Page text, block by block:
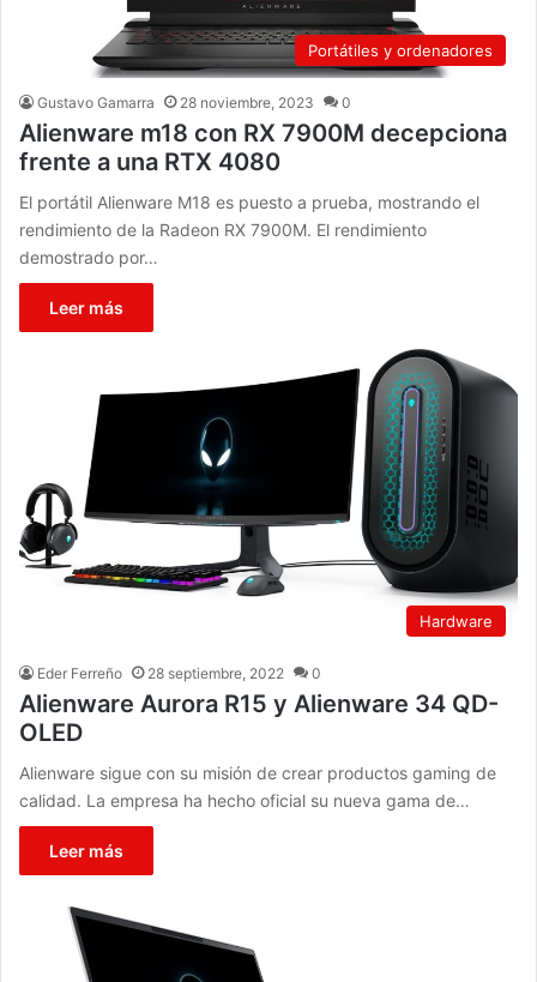
Portátiles y ordenadores
Gustavo Gamarra 28 noviembre, 2023 0
Alienware m18 con RX 7900M decepciona
frente a una RTX 4080
El portátil Alienware M18 es puesto a prueba, mostrando el
rendimiento de la Radeon RX 7900M. El rendimiento
demostrado por…
Leer más
Hardware
Eder Ferreño 28 septiembre, 2022 0
Alienware Aurora R15 y Alienware 34 QD-
OLED
Alienware sigue con su misión de crear productos gaming de
calidad. La empresa ha hecho oficial su nueva gama de…
Leer más